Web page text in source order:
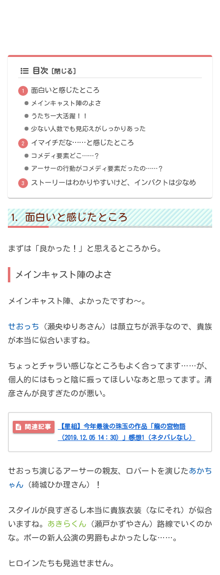
目次
面白いと感じたところ
メインキャスト陣のよさ
うたちー大活躍！！
少ない人数でも見応えがしっかりあった
イマイチだな……と感じたところ
コメディ要素どこ……？
アーサーの行動がコメディ要素だったの……？
ストーリーはわかりやすいけど、インパクトは少なめ
面白いと感じたところ
まずは「良かった！」と思えるところから。
メインキャスト陣のよさ
メインキャスト陣、よかったですわ～。
せおっち
（瀬央ゆりあさん）は顔立ちが派手なので、貴族
が本当に似合いますね。
ちょっとチャラい感じなところもよく合ってます……が、
個人的にはもっと陰に振ってほしいなあと思ってます。清
彦さんが良すぎたのが悪い。
【星組】今年最後の珠玉の作品「龍の宮物語
（2019.12.05 14：30）」感想1（ネタバレなし）
せおっち演じるアーサーの親友、ロバートを演じたあかち
ゃん （綺城ひか理さん）！
スタイルが良すぎるし本当に貴族衣装（なにそれ）が似合
いますね。 あきらくん （瀬戸かずやさん）路線でいくのか
な。ポーの新人公演の男爵もよかったしな……。
ヒロインたちも見逃せません。